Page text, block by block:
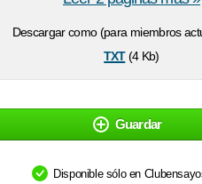
Descargar como (para miembros
txt(4 Kb)
Guardar
Disponible sólo en